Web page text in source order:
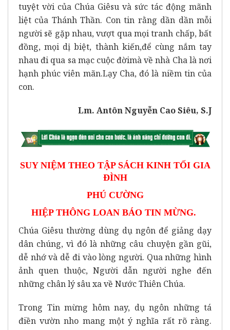
tuyệt vời của Chúa Giêsu và sức tác động mãnh
liệt của Thánh Thần. Con tin rằng dần dần mỗi
người sẽ gặp nhau, vượt qua mọi tranh chấp, bất
đồng, mọi dị biệt, thành kiến,để cùng nắm tay
nhau đi qua sa mạc cuộc đờimà về nhà Cha là nơi
hạnh phúc viên mãn.Lạy Cha, đó là niềm tin của
con.
Lm. Antôn Nguyễn Cao Siêu, S.J
SUY NIỆM THEO TẬP SÁCH KINH TỐI GIA
ĐÌNH
PHÚ CƯỜNG
HIỆP THÔNG LOAN BÁO TIN MỪNG.
Chúa Giêsu thường dùng dụ ngôn để giảng dạy
dân chúng, vì đó là những câu chuyện gần gũi,
dễ nhớ và dễ đi vào lòng người. Qua những hình
ảnh quen thuộc, Người dẫn người nghe đến
những chân lý sâu xa về Nước Thiên Chúa.
Trong Tin mừng hôm nay, dụ ngôn những tá
điền vườn nho mang một ý nghĩa rất rõ ràng.